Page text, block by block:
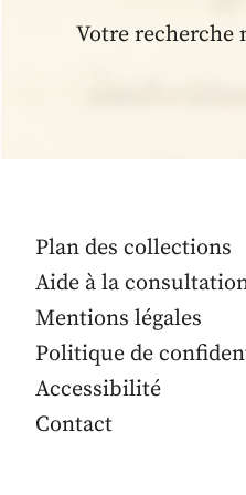
Votre recherche
Plan des collections
Aide à la
Mentions légales
Politique de
Accessibilité
Contact